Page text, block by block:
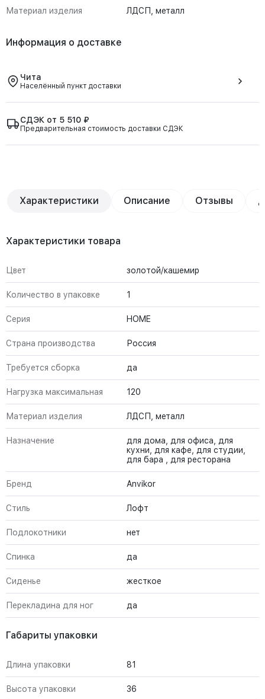
Материал изделия
ЛДСП, металл
Информация о доставке
Чита
Населённый пункт доставки
СДЭК от 5 510 ₽
Предварительная стоимость доставки СДЭК
Характеристики Описание Отзывы
Характеристики товара
Цвет золотой/кашемир
Количество в упаковке 1
Серия HOME
Страна производства Россия
Требуется сборка да
Нагрузка максимальная 120
Материал изделия ЛДСП, металл
Назначение
для дома, для офиса, для
кухни, для кафе, для студии,
для бара , для ресторана
Бренд Anvikor
Стиль Лофт
Подлокотники нет
Спинка да
Сиденье жесткое
Перекладина для ног да
Габариты упаковки
Длина упаковки 81
Высота упаковки 36